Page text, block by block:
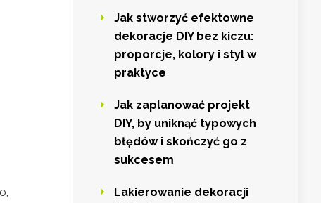
Jak stworzyć efektowne
dekoracje DIY bez kiczu:
proporcje, kolory i styl w
praktyce
Jak zaplanować projekt
DIY, by uniknąć typowych
błędów i skończyć go z
sukcesem
Lakierowanie dekoracji